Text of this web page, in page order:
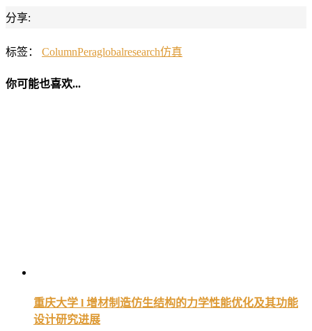
分享:
标签： ColumnPeraglobalresearch仿真
你可能也喜欢...
重庆大学 l 增材制造仿生结构的力学性能优化及其功能
设计研究进展